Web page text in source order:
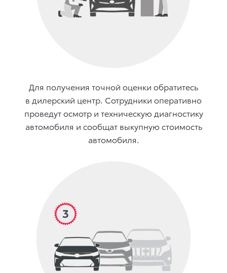
Для получения точной оценки обратитесь
в дилерский центр. Сотрудники оперативно
проведут осмотр и техническую диагностику
автомобиля и сообщат выкупную стоимость
автомобиля.